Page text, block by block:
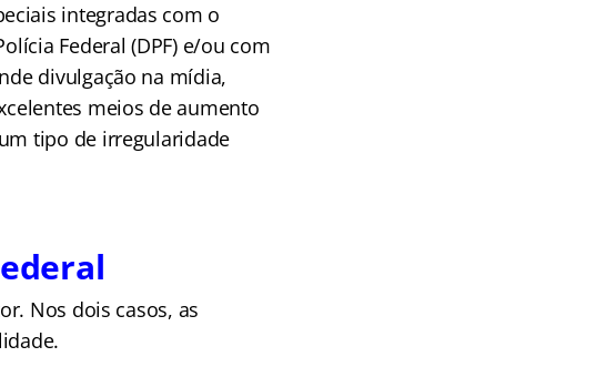
integradas com o
Federal (DPF) e/ou com
divulgação na mídia,
meios de aumento
tipo de irregularidade
Nos dois casos, as